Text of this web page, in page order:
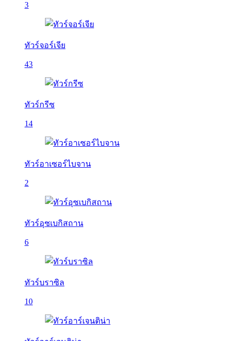
3
ทัวร์จอร์เจีย
43
ทัวร์กรีซ
14
ทัวร์อาเซอร์ไบจาน
2
ทัวร์อุซเบกิสถาน
6
ทัวร์บราซิล
10